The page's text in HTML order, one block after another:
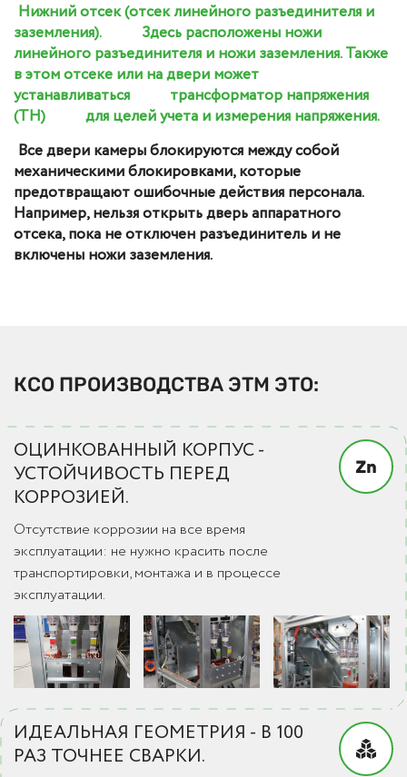
Нижний отсек (отсек линейного разъединителя и
заземления).
Здесь расположены ножи
линейного разъединителя и ножи заземления. Также
в этом отсеке или на двери может
устанавливаться
трансформатор напряжения
(ТН)
для целей учета и измерения напряжения.
Все двери камеры блокируются между собой
механическими блокировками, которые
предотвращают ошибочные действия персонала.
Например, нельзя открыть дверь аппаратного
отсека, пока не отключен разъединитель и не
включены ножи заземления.
КСО ПРОИЗВОДСТВА ЭТМ ЭТО:
ОЦИНКОВАННЫЙ КОРПУС -
УСТОЙЧИВОСТЬ ПЕРЕД
КОРРОЗИЕЙ.
Отсутствие коррозии на все время
эксплуатации: не нужно красить после
транспортировки, монтажа и в процессе
эксплуатации.
ИДЕАЛЬНАЯ ГЕОМЕТРИЯ - В 100
РАЗ ТОЧНЕЕ СВАРКИ.